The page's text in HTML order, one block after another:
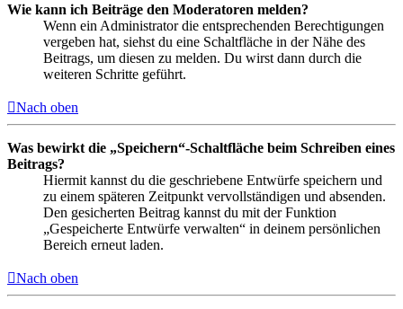
Wie kann ich Beiträge den Moderatoren melden?
Wenn ein Administrator die entsprechenden Berechtigungen
vergeben hat, siehst du eine Schaltfläche in der Nähe des
Beitrags, um diesen zu melden. Du wirst dann durch die
weiteren Schritte geführt.
Nach oben
Was bewirkt die „Speichern“-Schaltfläche beim Schreiben eines
Beitrags?
Hiermit kannst du die geschriebene Entwürfe speichern und
zu einem späteren Zeitpunkt vervollständigen und absenden.
Den gesicherten Beitrag kannst du mit der Funktion
„Gespeicherte Entwürfe verwalten“ in deinem persönlichen
Bereich erneut laden.
Nach oben